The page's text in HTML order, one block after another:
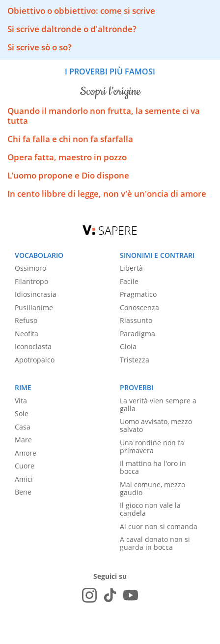
Obiettivo o obbiettivo: come si scrive
Si scrive daltronde o d'altronde?
Si scrive sò o so?
I PROVERBI PIÙ FAMOSI
scopri l’origine
Quando il mandorlo non frutta, la semente ci va
tutta
Chi fa falla e chi non fa sfarfalla
Opera fatta, maestro in pozzo
L’uomo propone e Dio dispone
In cento libbre di legge, non v'è un'oncia di amore
SAPERE
VOCABOLARIO
Ossimoro
Filantropo
Idiosincrasia
Pusillanime
Refuso
Neofita
Iconoclasta
Apotropaico
SINONIMI E CONTRARI
Libertà
Facile
Pragmatico
Conoscenza
Riassunto
Paradigma
Gioia
Tristezza
RIME
Vita
Sole
Casa
Mare
Amore
Cuore
Amici
Bene
PROVERBI
La verità vien sempre a
galla
Uomo avvisato, mezzo
salvato
Una rondine non fa
primavera
Il mattino ha l'oro in
bocca
Mal comune, mezzo
gaudio
Il gioco non vale la
candela
Al cuor non si comanda
A caval donato non si
guarda in bocca
Seguici su